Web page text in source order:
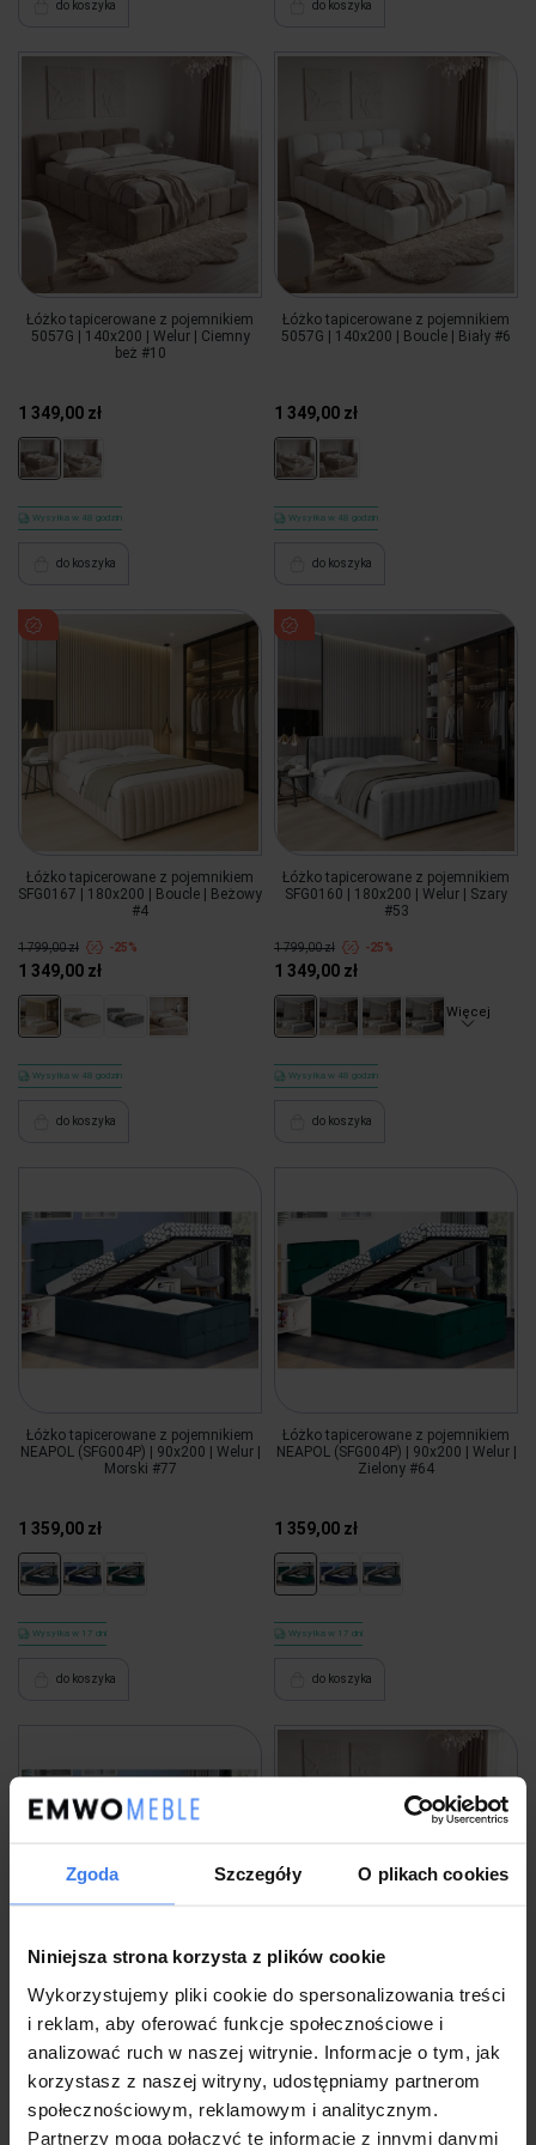
Zgoda Szczegóły O plikach cookies
Niniejsza strona korzysta z plików cookie
Wykorzystujemy pliki cookie do spersonalizowania treści
i reklam, aby oferować funkcje społecznościowe i
analizować ruch w naszej witrynie. Informacje o tym, jak
korzystasz z naszej witryny, udostępniamy partnerom
społecznościowym, reklamowym i analitycznym.
Partnerzy mogą połączyć te informacje z innymi danymi
do koszyka do koszyka
Łóżko tapicerowane z pojemnikiem
5057G | 140x200 | Welur | Ciemny
beż #10
1 349,00 zł
Wysyłka w 48 godzin
do koszyka
Łóżko tapicerowane z pojemnikiem
5057G | 140x200 | Boucle | Biały #6
1 349,00 zł
Wysyłka w 48 godzin
do koszyka
Łóżko tapicerowane z pojemnikiem
SFG0167 | 180x200 | Boucle | Beżowy
#4
1 799,00 zł -25%
1 349,00 zł
Wysyłka w 48 godzin
do koszyka
Łóżko tapicerowane z pojemnikiem
SFG0160 | 180x200 | Welur | Szary
#53
1 799,00 zł -25%
1 349,00 zł
Więcej
Wysyłka w 48 godzin
do koszyka
Łóżko tapicerowane z pojemnikiem
NEAPOL (SFG004P) | 90x200 | Welur |
Morski #77
1 359,00 zł
Wysyłka w 17 dni
do koszyka
Łóżko tapicerowane z pojemnikiem
NEAPOL (SFG004P) | 90x200 | Welur |
Zielony #64
1 359,00 zł
Wysyłka w 17 dni
do koszyka
Łóżko tapicerowane z pojemnikiem
NEAPOL (SFG004P) | 90x200 | Welur |
Niebieski #82
1 359,00 zł
Łóżko tapicerowane z pojemnikiem
5057G | 160x200 | Welur | Ciemny
beż #10
1 399,00 zł